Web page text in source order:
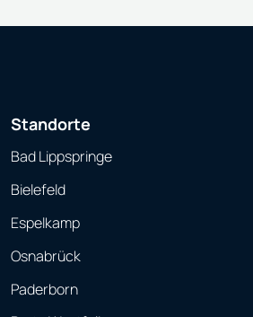
Standorte
Bad Lippspringe
Bielefeld
Espelkamp
Osnabrück
Paderborn